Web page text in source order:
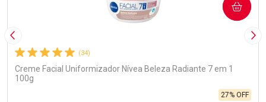
Imagem Anterior
(34)
Creme Facial Uniformizador Nívea Beleza Radiante 7 em 1
100g
27% OFF
COMPRAR